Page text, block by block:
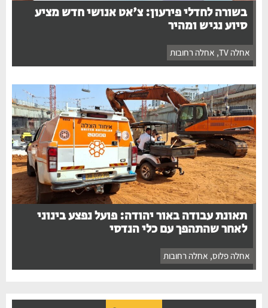
בשורה לחדלי פירעון: צ'אט אנושי חדש מציע
סיוע נגיש ומהיר
אחלה TV ,אחלה רחובות
תאונת עבודה באור יהודה: פועל נפצע בינוני
לאחר שהתהפך עם כלי הנדסי
אחלה פלוס ,אחלה רחובות